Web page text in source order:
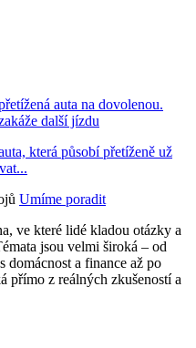
auta na dovolenou.
další jízdu
která působí přetíženě už
Umíme poradit
ve které lidé kladou otázky a
jsou velmi široká – od
domácnost a finance až po
přímo z reálných zkušeností a